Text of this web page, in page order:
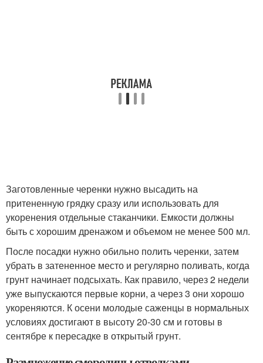
Заготовленные черенки нужно высадить на
притененную грядку сразу или использовать для
укоренения отдельные стаканчики. Емкости должны
быть с хорошим дренажом и объемом не менее 500 мл.
После посадки нужно обильно полить черенки, затем
убрать в затененное место и регулярно поливать, когда
грунт начинает подсыхать. Как правило, через 2 недели
уже выпускаются первые корни, а через 3 они хорошо
укореняются. К осени молодые саженцы в нормальных
условиях достигают в высоту 20-30 см и готовы в
сентябре к пересадке в открытый грунт.